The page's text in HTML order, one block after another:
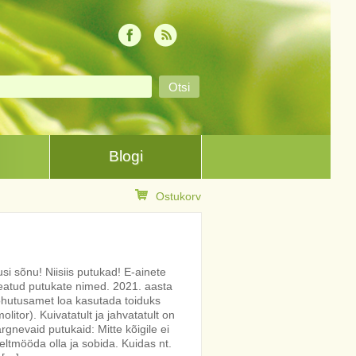
Blogi
Ostukorv
sõnu! Niisiis putukad! E-ainete
putukate nimed. 2021. aasta
loa kasutada toiduks
Kuivatatult ja jahvatatult on
putukaid: Mitte kõigile ei
olla ja sobida. Kuidas nt.